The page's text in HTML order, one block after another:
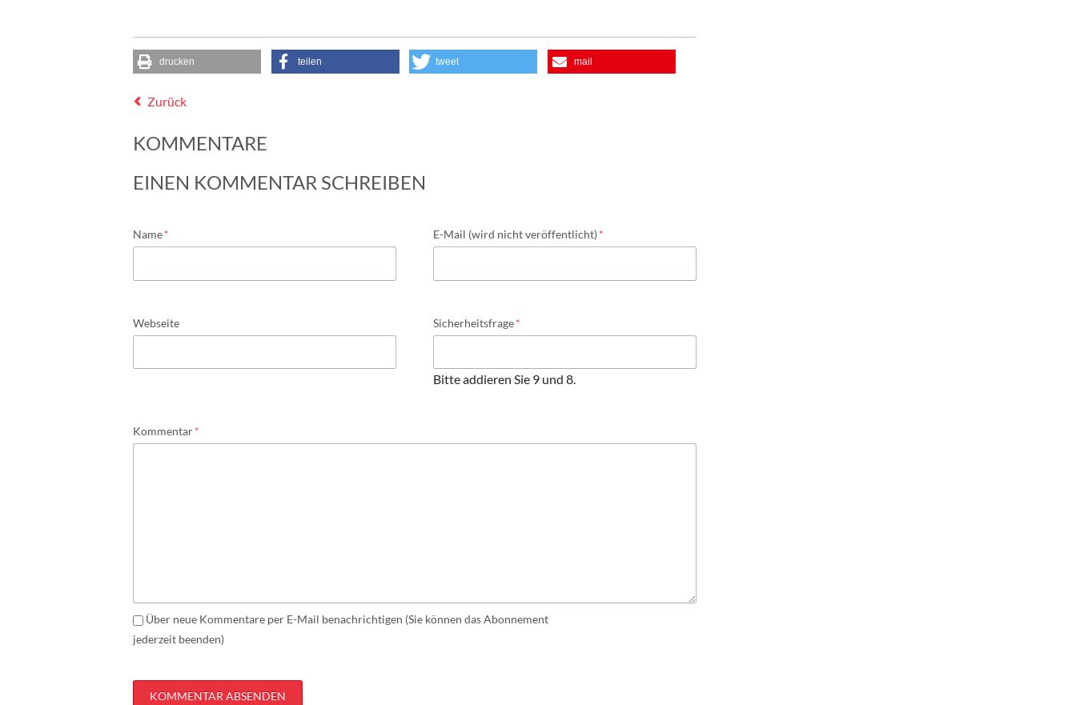
drucken teilen tweet mail
Zurück
KOMMENTARE
EINEN KOMMENTAR SCHREIBEN
Pflichtfeld
Name* Pflichtfeld
E-Mail (wird nicht veröffentlicht)*
Webseite Pflichtfeld
Sicherheitsfrage*
Bitte addieren Sie 9 und 8.
Pflichtfeld
Kommentar*
Über neue Kommentare per E-Mail benachrichtigen (Sie können das Abonnement
jederzeit beenden)
KOMMENTAR ABSENDEN